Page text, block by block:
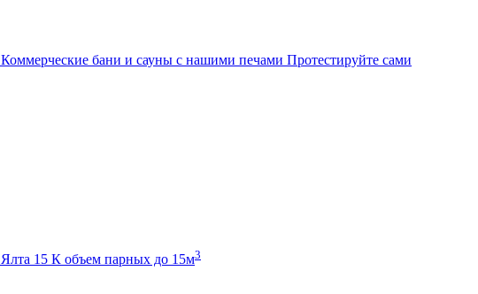
Коммерческие бани и сауны с нашими печами Протестируйте сами
Ялта 15 К объем парных до 15м3